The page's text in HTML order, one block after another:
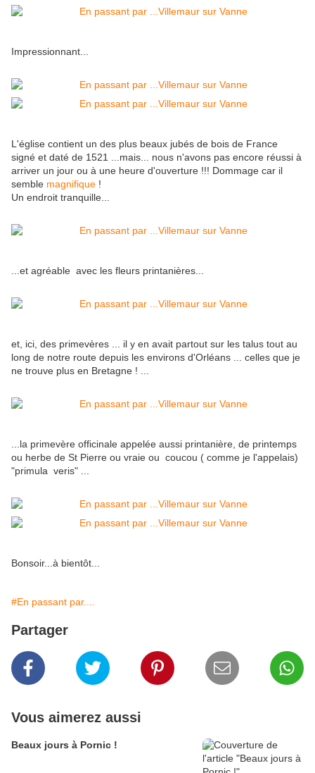
Impressionnant...
L'église contient un des plus beaux jubés de bois de France
signé et daté de 1521 ...mais... nous n'avons pas encore réussi à
arriver un jour ou à une heure d'ouverture !!! Dommage car il
semble magnifique !
Un endroit tranquille...
...et agréable avec les fleurs printanières...
et, ici, des primevères ... il y en avait partout sur les talus tout au
long de notre route depuis les environs d'Orléans ... celles que je
ne trouve plus en Bretagne ! ...
...la primevère officinale appelée aussi printanière, de printemps
ou herbe de St Pierre ou vraie ou coucou ( comme je l'appelais)
"primula veris" ...
Bonsoir...à bientôt...
#En passant par....
Partager
Vous aimerez aussi
Beaux jours à Pornic !